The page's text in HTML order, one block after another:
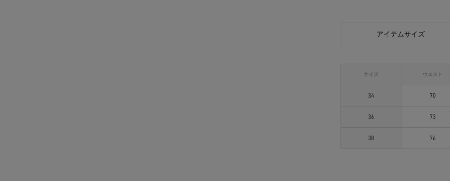
アイテムサイズ
サイズ ウエスト
34 70
36 73
38 76